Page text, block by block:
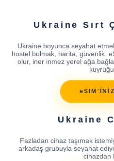
Ukraine Sırt
Ukraine boyunca seyahat
hostel bulmak, harita, güvenlik.
olur, iner inmez yerel ağa
Ukraine
Fazladan cihaz taşımak
arkadaş grubuyla seyahat
cihazdan